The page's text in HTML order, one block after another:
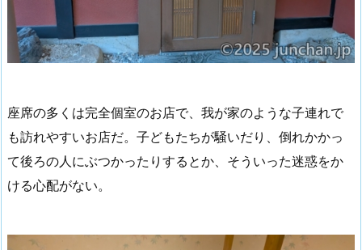
座席の多くは完全個室のお店で、我が家のような子連れで
も訪れやすいお店だ。子どもたちが騒いだり、倒れかかっ
て後ろの人にぶつかったりするとか、そういった迷惑をか
ける心配がない。